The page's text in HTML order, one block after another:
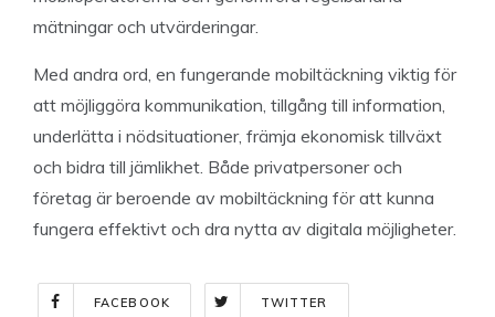
mätningar och utvärderingar.
Med andra ord, en fungerande mobiltäckning viktig för
att möjliggöra kommunikation, tillgång till information,
underlätta i nödsituationer, främja ekonomisk tillväxt
och bidra till jämlikhet. Både privatpersoner och
företag är beroende av mobiltäckning för att kunna
fungera effektivt och dra nytta av digitala möjligheter.
FACEBOOK TWITTER